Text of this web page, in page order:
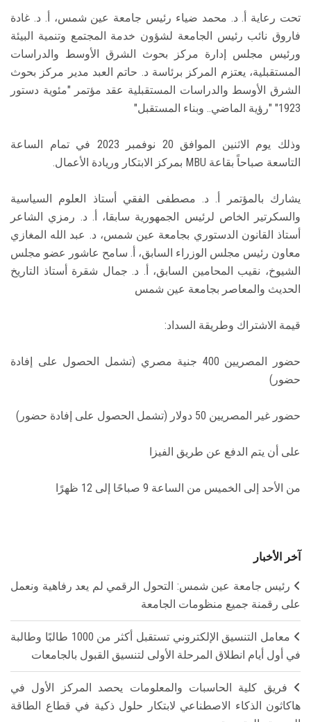
سجل الان
تحت رعاية أ. د. محمد ضياء رئيس جامعة عين شمس، أ. د. غادة
فاروق نائب رئيس الجامعة لشؤون خدمة المجتمع وتنمية البيئة
ورئيس مجلس إدارة مركز بحوث الشرق الأوسط والدراسات
المستقبلية، يعتزم المركز برئاسة د. حاتم العبد مدير مركز بحوث
الشرق الأوسط والدراسات المستقبلية عقد مؤتمر "مئوية دستور
1923" "رؤية الماضي.. وبناء المستقبل"
وذلك يوم الاثنين الموافق 20 نوفمبر 2023 في تمام الساعة
التاسعة صباحاً بقاعة MBU بمركز الابتكار وريادة الأعمال.
يشارك بالمؤتمر أ. د. مصطفى الفقي أستاذ العلوم السياسية
والسكرتير الخاص لرئيس الجمهورية سابقا، أ. د. رمزي الشاعر
أستاذ القانون الدستوري بجامعة عين شمس، د. عبد الله المغازي
معاون رئيس مجلس الوزراء السابق، أ. سامح عاشور عضو مجلس
الشيوخ، نقيب المحامين السابق، أ. د. جمال شقرة أستاذ التاريخ
الحديث والمعاصر بجامعة عين شمس
قيمة الاشتراك وطريقة السداد:
حضور المصريين 400 جنية مصري (تشمل الحصول على إفادة
حضور)
حضور غير المصريين 50 دولار (تشمل الحصول على إفادة حضور)
على أن يتم الدفع عن طريق الفيزا
من الأحد إلى الخميس من الساعة 9 صباحًا إلى 12 ظهرًا
آخر الأخبار
رئيس جامعة عين شمس: التحول الرقمي لم يعد رفاهية ونعمل
على رقمنة جميع منظومات الجامعة
معامل التنسيق الإلكتروني تستقبل أكثر من 1000 طالبًا وطالبة
في أول أيام انطلاق المرحلة الأولى لتنسيق القبول بالجامعات
فريق كلية الحاسبات والمعلومات يحصد المركز الأول في
هاكاثون الذكاء الاصطناعي لابتكار حلول ذكية في قطاع الطاقة